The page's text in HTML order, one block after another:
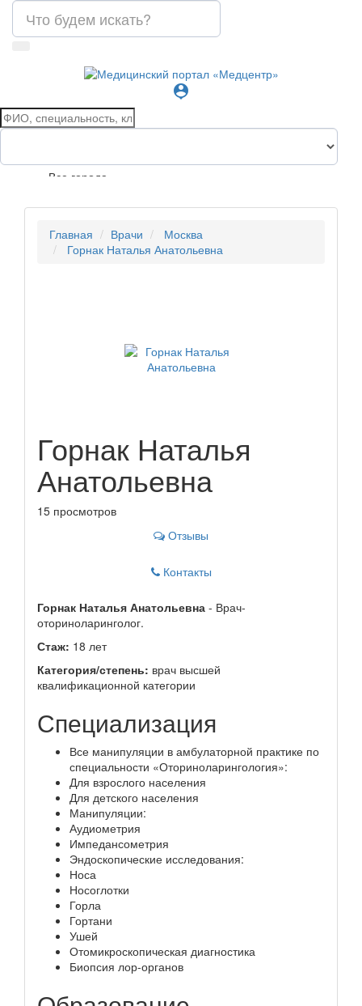
person_pin
Все города
Главная Врачи
Москва
Горнак Наталья Анатольевна
Горнак Наталья
Анатольевна
15 просмотров
Отзывы
Контакты
Горнак Наталья Анатольевна - Врач-
оториноларинголог.
Стаж: 18 лет
Категория/степень: врач высшей
квалификационной категории
Специализация
Все манипуляции в амбулаторной практике по
специальности «Оториноларингология»:
Для взрослого населения
Для детского населения
Манипуляции:
Аудиометрия
Импедансометрия
Эндоскопические исследования:
Носа
Носоглотки
Горла
Гортани
Ушей
Отомикроскопическая диагностика
Биопсия лор-органов